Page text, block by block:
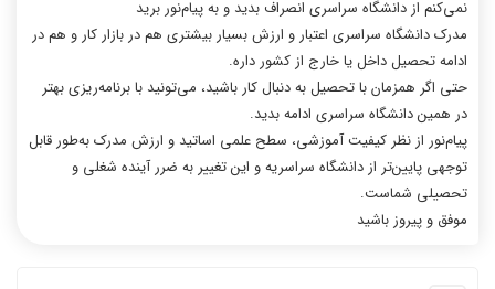
نمی‌کنم از دانشگاه سراسری انصراف بدید و به پیام‌نور برید
مدرک دانشگاه سراسری اعتبار و ارزش بسیار بیشتری هم در بازار کار و هم در
ادامه تحصیل داخل یا خارج از کشور داره.
حتی اگر همزمان با تحصیل به دنبال کار باشید، می‌تونید با برنامه‌ریزی بهتر
در همین دانشگاه سراسری ادامه بدید.
پیام‌نور از نظر کیفیت آموزشی، سطح علمی اساتید و ارزش مدرک به‌طور قابل
توجهی پایین‌تر از دانشگاه سراسریه و این تغییر به ضرر آینده شغلی و
تحصیلی شماست.
موفق و پیروز باشید